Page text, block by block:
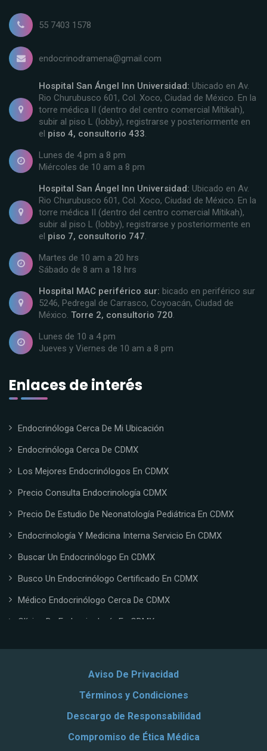
55 7403 1578
endocrinodramena@gmail.com
Hospital San Ángel Inn Universidad: Ubicado en Av.
Rio Churubusco 601, Col. Xoco, Ciudad de México. En la
torre médica II (dentro del centro comercial Mítikah),
subir al piso L (lobby), registrarse y posteriormente en
el piso 4, consultorio 433.
Lunes de 4 pm a 8 pm
Miércoles de 10 am a 8 pm
Hospital San Ángel Inn Universidad: Ubicado en Av.
Rio Churubusco 601, Col. Xoco, Ciudad de México. En la
torre médica II (dentro del centro comercial Mítikah),
subir al piso L (lobby), registrarse y posteriormente en
el piso 7, consultorio 747.
Martes de 10 am a 20 hrs
Sábado de 8 am a 18 hrs
Hospital MAC periférico sur: bicado en periférico sur
5246, Pedregal de Carrasco, Coyoacán, Ciudad de
México. Torre 2, consultorio 720.
Lunes de 10 a 4 pm
Jueves y Viernes de 10 am a 8 pm
Enlaces de interés
Endocrinóloga Cerca De Mi Ubicación
Endocrinóloga Cerca De CDMX
Los Mejores Endocrinólogos En CDMX
Precio Consulta Endocrinología CDMX
Precio De Estudio De Neonatología Pediátrica En CDMX
Endocrinología Y Medicina Interna Servicio En CDMX
Buscar Un Endocrinólogo En CDMX
Busco Un Endocrinólogo Certificado En CDMX
Médico Endocrinólogo Cerca De CDMX
Clínica De Endocrinología En CDMX
WhatsApp De Un Endocrinólogo En CDMX
Aviso De Privacidad
Términos y Condiciones
Descargo de Responsabilidad
Compromiso de Ética Médica